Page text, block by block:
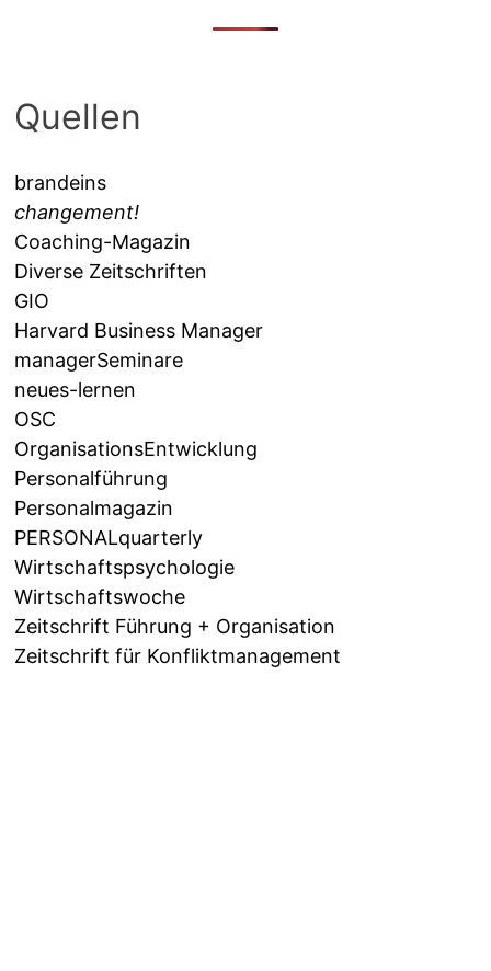
Quellen
brandeins
changement!
Coaching-Magazin
Diverse Zeitschriften
GIO
Harvard Business Manager
managerSeminare
neues-lernen
OSC
OrganisationsEntwicklung
Personalführung
Personalmagazin
PERSONALquarterly
Wirtschaftspsychologie
Wirtschaftswoche
Zeitschrift Führung + Organisation
Zeitschrift für Konfliktmanagement